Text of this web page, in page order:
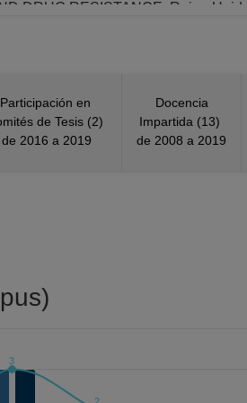
DRUG RESISTANCE, Reino
Estados Unidos America (2011)
Participación en
de Tesis (2)
de 2016 a 2019
Docencia
Impartida (13)
de 2008 a 2019
3